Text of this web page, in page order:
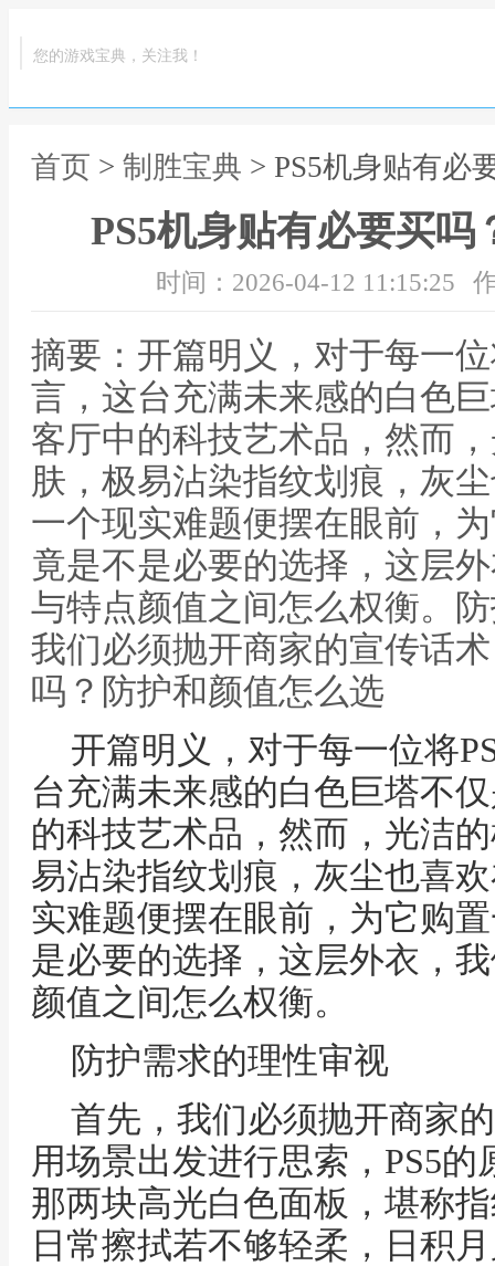
您的游戏宝典，关注我！
首页 > 制胜宝典 > PS5机身贴有必
PS5机身贴有必要买
时间：2026-04-12 11:15:25
摘要：开篇明义，对于每一
言，这台充满未来感的白色
客厅中的科技艺术品，然而
肤，极易沾染指纹划痕，灰
一个现实难题便摆在眼前，
竟是不是必要的选择，这层
与特点颜值之间怎么权衡。
我们必须抛开商家的宣传话
吗？防护和颜值怎么选
开篇明义，对于每一位将
台充满未来感的白色巨塔不
的科技艺术品，然而，光洁
易沾染指纹划痕，灰尘也喜
实难题便摆在眼前，为它购
是必要的选择，这层外衣，
颜值之间怎么权衡。
防护需求的理性审视
首先，我们必须抛开商家
用场景出发进行思索，PS5
那两块高光白色面板，堪称
日常擦拭若不够轻柔，日积